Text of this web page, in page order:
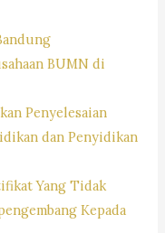
BUMN di
Penyelesaian
dan Penyidikan
Yang Tidak
Kepada